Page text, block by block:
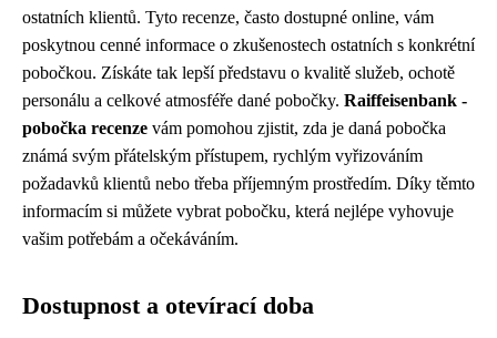
ostatních klientů. Tyto recenze, často dostupné online, vám
poskytnou cenné informace o zkušenostech ostatních s konkrétní
pobočkou. Získáte tak lepší představu o kvalitě služeb, ochotě
personálu a celkové atmosféře dané pobočky. Raiffeisenbank -
pobočka recenze vám pomohou zjistit, zda je daná pobočka
známá svým přátelským přístupem, rychlým vyřizováním
požadavků klientů nebo třeba příjemným prostředím. Díky těmto
informacím si můžete vybrat pobočku, která nejlépe vyhovuje
vašim potřebám a očekáváním.
Dostupnost a otevírací doba